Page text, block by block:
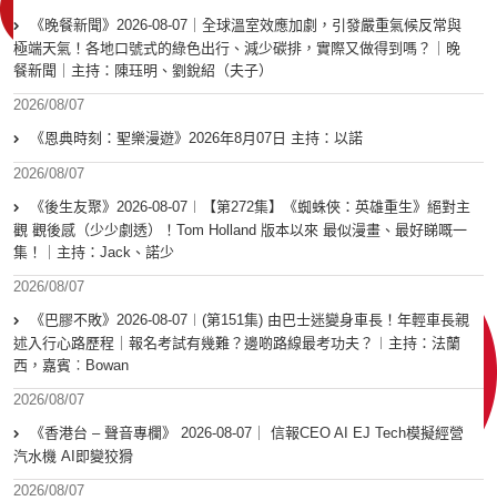
《晚餐新聞》2026-08-07｜全球溫室效應加劇，引發嚴重氣候反常與
極端天氣！各地口號式的綠色出行、減少碳排，實際又做得到嗎？｜晚
餐新聞｜主持：陳珏明、劉銳紹（夫子）
2026/08/07
《恩典時刻：聖樂漫遊》2026年8月07日 主持：以諾
2026/08/07
《後生友聚》2026-08-07︱【第272集】《蜘蛛俠：英雄重生》絕對主
觀 觀後感（少少劇透）！Tom Holland 版本以來 最似漫畫、最好睇嘅一
集！｜主持：Jack、諾少
2026/08/07
《巴膠不敗》2026-08-07︱(第151集) 由巴士迷變身車長！年輕車長親
述入行心路歷程｜報名考試有幾難？邊啲路線最考功夫？︱主持：法蘭
西，嘉賓︰Bowan
2026/08/07
《香港台 – 聲音專欄》 2026-08-07｜ 信報CEO AI EJ Tech模擬經營
汽水機 AI即變狡猾
2026/08/07